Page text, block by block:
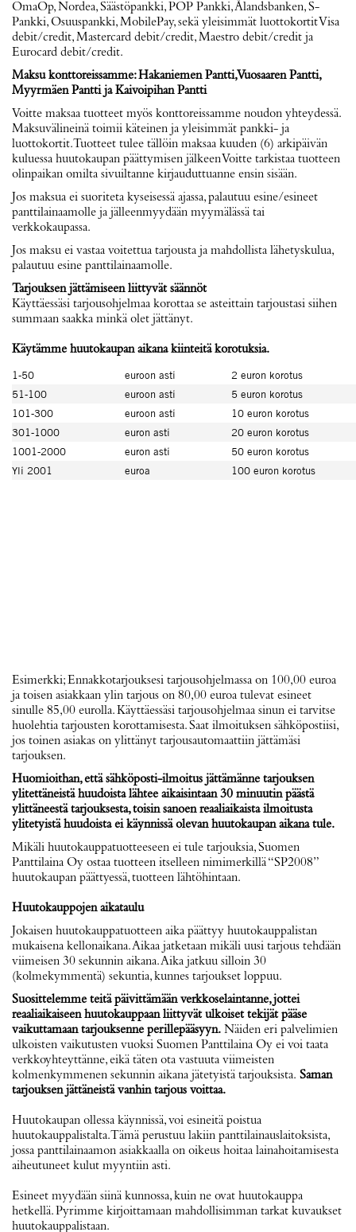
OmaOp, Nordea, Säästöpankki, POP Pankki, Ålandsbanken, S-
Pankki, Osuuspankki, MobilePay, sekä yleisimmät luottokortit Visa
debit/credit, Mastercard debit/credit, Maestro debit/credit ja
Eurocard debit/credit.
Maksu konttoreissamme: Hakaniemen Pantti, Vuosaaren Pantti,
Myyrmäen Pantti ja Kaivoipihan Pantti
Voitte maksaa tuotteet myös konttoreissamme noudon yhteydessä.
Maksuvälineinä toimii käteinen ja yleisimmät pankki- ja
luottokortit. Tuotteet tulee tällöin maksaa kuuden (6) arkipäivän
kuluessa huutokaupan päättymisen jälkeen Voitte tarkistaa tuotteen
olinpaikan omilta sivuiltanne kirjauduttuanne ensin sisään.
Jos maksua ei suoriteta kyseisessä ajassa, palautuu esine/esineet
panttilainaamolle ja jälleenmyydään myymälässä tai
verkkokaupassa.
Jos maksu ei vastaa voitettua tarjousta ja mahdollista lähetyskulua,
palautuu esine panttilainaamolle.
Tarjouksen jättämiseen liittyvät säännöt
Käyttäessäsi tarjousohjelmaa korottaa se asteittain tarjoustasi siihen
summaan saakka minkä olet jättänyt.
Käytämme huutokaupan aikana kiinteitä korotuksia.
1-50
euroon asti
2 euron korotus
51-100
euroon asti
5 euron korotus
101-300
euroon asti
10 euron korotus
301-1000
euron asti
20 euron korotus
1001-2000
euron asti
50 euron korotus
Yli 2001
euroa 100 euron korotus
Esimerkki; Ennakkotarjouksesi tarjousohjelmassa on 100,00 euroa
ja toisen asiakkaan ylin tarjous on 80,00 euroa tulevat esineet
sinulle 85,00 eurolla. Käyttäessäsi tarjousohjelmaa sinun ei tarvitse
huolehtia tarjousten korottamisesta. Saat ilmoituksen sähköpostiisi,
jos toinen asiakas on ylittänyt tarjousautomaattiin jättämäsi
tarjouksen.
Huomioithan, että sähköposti-ilmoitus jättämänne tarjouksen
ylitettäneistä huudoista lähtee aikaisintaan 30 minuutin päästä
ylittäneestä tarjouksesta, toisin sanoen reaaliaikaista ilmoitusta
ylitetyistä huudoista ei käynnissä olevan huutokaupan aikana tule.
Mikäli huutokauppatuotteeseen ei tule tarjouksia, Suomen
Panttilaina Oy ostaa tuotteen itselleen nimimerkillä “SP2008”
huutokaupan päättyessä, tuotteen lähtöhintaan.
Huutokauppojen aikataulu
Jokaisen huutokauppatuotteen aika päättyy huutokauppalistan
mukaisena kellonaikana. Aikaa jatketaan mikäli uusi tarjous tehdään
viimeisen 30 sekunnin aikana. Aika jatkuu silloin 30
(kolmekymmentä) sekuntia, kunnes tarjoukset loppuu.
Suosittelemme teitä päivittämään verkkoselaintanne, jottei
reaaliaikaiseen huutokauppaan liittyvät ulkoiset tekijät pääse
vaikuttamaan tarjouksenne perillepääsyyn. Näiden eri palvelimien
ulkoisten vaikutusten vuoksi Suomen Panttilaina Oy ei voi taata
verkkoyhteyttänne, eikä täten ota vastuuta viimeisten
kolmenkymmenen sekunnin aikana jätetyistä tarjouksista. Saman
tarjouksen jättäneistä vanhin tarjous voittaa.
Huutokaupan ollessa käynnissä, voi esineitä poistua
huutokauppalistalta. Tämä perustuu lakiin panttilainauslaitoksista,
jossa panttilainaamon asiakkaalla on oikeus hoitaa lainahoitamisesta
aiheutuneet kulut myyntiin asti.
Esineet myydään siinä kunnossa, kuin ne ovat huutokauppa
hetkellä. Pyrimme kirjoittamaan mahdollisimman tarkat kuvaukset
huutokauppalistaan.